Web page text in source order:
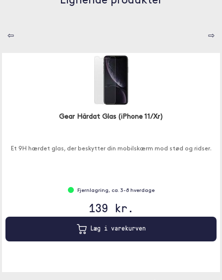
⇦ ⇨
Gear Härdat Glas (iPhone 11/Xr)
Et 9H hærdet glas, der beskytter din mobilskærm mod stød og ridser.
Fjernlagring, ca. 3-8 hverdage
139 kr.
Læg i varekurven